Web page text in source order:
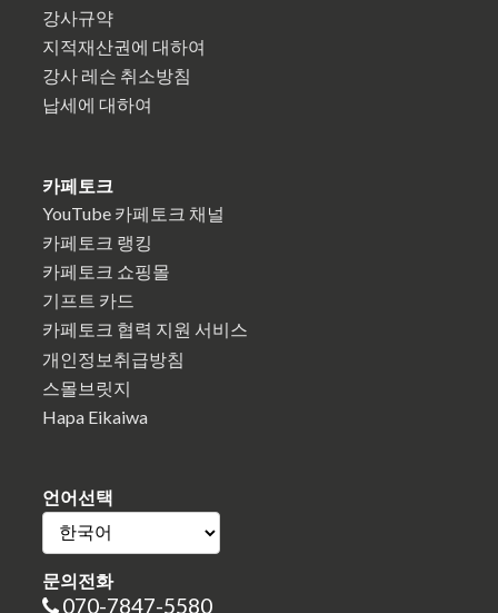
강사규약
지적재산권에 대하여
강사 레슨 취소방침
납세에 대하여
카페토크
YouTube 카페토크 채널
카페토크 랭킹
카페토크 쇼핑몰
기프트 카드
카페토크 협력 지원 서비스
개인정보취급방침
스몰브릿지
Hapa Eikaiwa
언어선택
문의전화
070-7847-5580